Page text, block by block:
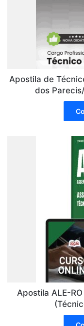
Apostila de
dos
Apostila ALE-